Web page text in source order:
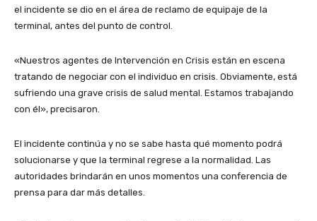
el incidente se dio en el área de reclamo de equipaje de la
terminal, antes del punto de control.
«Nuestros agentes de Intervención en Crisis están en escena
tratando de negociar con el individuo en crisis. Obviamente, está
sufriendo una grave crisis de salud mental. Estamos trabajando
con él», precisaron.
El incidente continúa y no se sabe hasta qué momento podrá
solucionarse y que la terminal regrese a la normalidad. Las
autoridades brindarán en unos momentos una conferencia de
prensa para dar más detalles.